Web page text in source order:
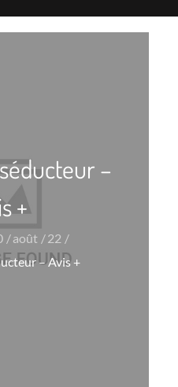
–
+
août
22
– Avis +